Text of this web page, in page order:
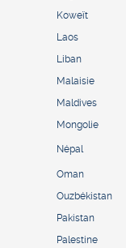
Koweït
Laos
Liban
Malaisie
Maldives
Mongolie
Népal
Oman
Ouzbékistan
Pakistan
Palestine